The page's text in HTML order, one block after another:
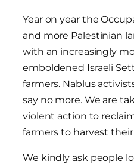
Year on year the
and more Palestinian
with an increasingly
emboldened Israeli
farmers. Nablus
say no more. We are
violent action to
farmers to harvest
We kindly ask people